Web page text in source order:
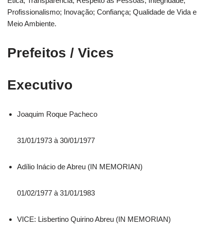
Profissionalismo; Inovação; Confiança; Qualidade de Vida e
Meio Ambiente.
Prefeitos / Vices
Executivo
Joaquim Roque Pacheco
31/01/1973 à 30/01/1977
Adílio Inácio de Abreu (IN MEMORIAN)
01/02/1977 à 31/01/1983
VICE: Lisbertino Quirino Abreu (IN MEMORIAN)